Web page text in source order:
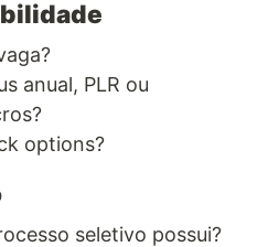
anual, PLR ou
options?
seletivo possui?